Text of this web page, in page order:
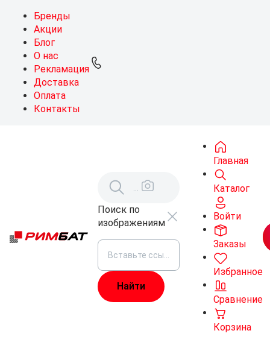
Бренды
Акции
Блог
О нас
Рекламация
Доставка
Оплата
Контакты
Поиск по
изображениям
Главная
Каталог
Войти
Заказы
Избранное
Сравнение
Корзина